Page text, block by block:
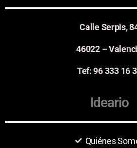
Calle Serpis,
46022 –
Tef: 96 333 16
Ideario
Quiénes